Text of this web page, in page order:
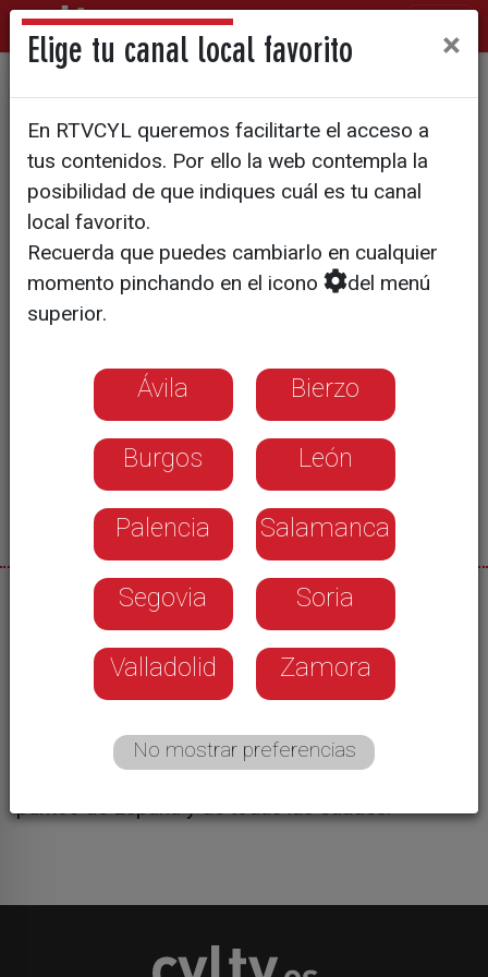
Presentada la novena edición
de la Escuela de Paisaje José
Carralero
30/06/2026
Presentada la novena edición de la Escuela de
Paisaje José Carralero. Una iniciativa cultural que
se ha consolidado como una de las propuestas
más destacadas dedicadas a la práctica y
enseñanza de la pintura de paisaje en España.
puntos de España y de todas las edades.
Elige tu canal local favorito ×
En RTVCYL queremos facilitarte el acceso a
tus contenidos. Por ello la web contempla la
posibilidad de que indiques cuál es tu canal
local favorito.
Recuerda que puedes cambiarlo en cualquier
momento pinchando en el icono
del menú
superior.
Ávila Bierzo
Burgos León
Palencia Salamanca
Segovia Soria
Valladolid Zamora
No mostrar preferencias